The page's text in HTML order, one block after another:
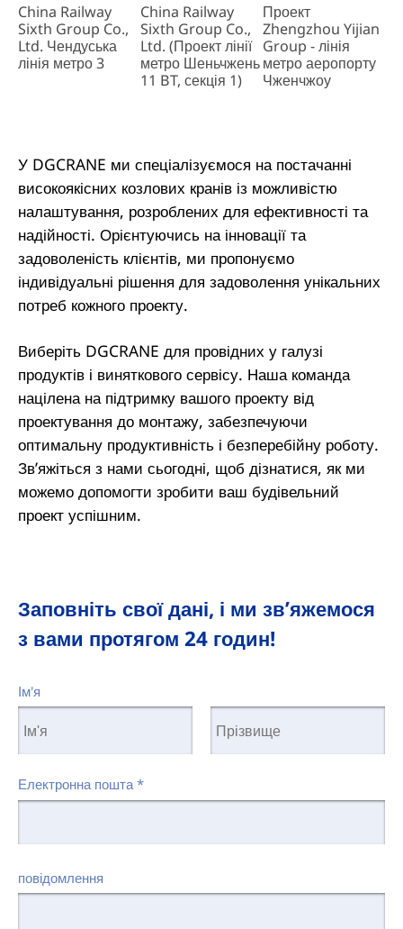
China Railway
Sixth Group Co.,
Ltd. Чендуська
лінія метро 3
China Railway
Sixth Group Co.,
Ltd. (Проект лінії
метро Шеньчжень
11 BT, секція 1)
Проект
Zhengzhou Yijian
Group - лінія
метро аеропорту
Чженчжоу
У DGCRANE ми спеціалізуємося на постачанні
високоякісних козлових кранів із можливістю
налаштування, розроблених для ефективності та
надійності. Орієнтуючись на інновації та
задоволеність клієнтів, ми пропонуємо
індивідуальні рішення для задоволення унікальних
потреб кожного проекту.
Виберіть DGCRANE для провідних у галузі
продуктів і виняткового сервісу. Наша команда
націлена на підтримку вашого проекту від
проектування до монтажу, забезпечуючи
оптимальну продуктивність і безперебійну роботу.
Зв’яжіться з нами сьогодні, щоб дізнатися, як ми
можемо допомогти зробити ваш будівельний
проект успішним.
Заповніть свої дані, і ми зв’яжемося
з вами протягом 24 годин!
Ім'я
Електронна пошта*
повідомлення